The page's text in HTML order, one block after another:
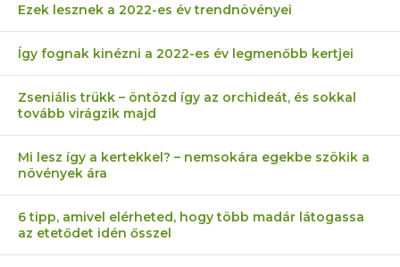
Ezek lesznek a 2022-es év trendnövényei
Így fognak kinézni a 2022-es év legmenőbb kertjei
Zseniális trükk – öntözd így az orchideát, és sokkal
tovább virágzik majd
Mi lesz így a kertekkel? – nemsokára egekbe szökik a
növények ára
6 tipp, amivel elérheted, hogy több madár látogassa
az etetődet idén ősszel